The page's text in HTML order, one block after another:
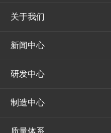
关于我们
新闻中心
研发中心
制造中心